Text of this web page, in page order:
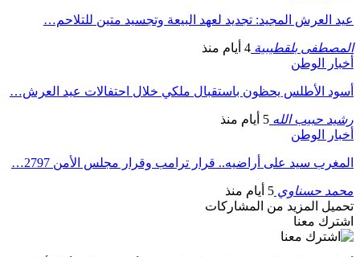
عيد العرش المجيد: تجديد لعهد البيعة وتجسيد متين للتلاحم…
المصطفى بلقطيبية 4 أيام منذ
أخبار الوطن
أسود الأطلس يحظون باستقبال ملكي خلال احتفالات عيد العرش…
رشيد حبيب الله 5 أيام منذ
أخبار الوطن
المغرب سيد على أراضيه.. قرار ترامب وقرار مجلس الأمن 2797…
محمد حسناوي 5 أيام منذ
تحميل المزيد من المشاركات
اشترك معنا